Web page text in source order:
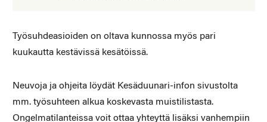
Työsuhdeasioiden on oltava kunnossa myös pari
kuukautta kestävissä kesätöissä.
Neuvoja ja ohjeita löydät Kesäduunari-infon sivustolta
mm. työsuhteen alkua koskevasta muistilistasta.
Ongelmatilanteissa voit ottaa yhteyttä lisäksi vanhempiin